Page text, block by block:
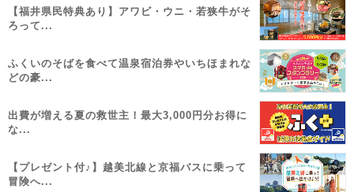
【福井県民特典あり】アワビ・ウニ・若狭牛がそ
ろって...
ふくいのそばを食べて温泉宿泊券やいちほまれな
どの豪...
出費が増える夏の救世主！最大3,000円分お得に
な...
【プレゼント付♪】越美北線と京福バスに乗って
冒険へ...